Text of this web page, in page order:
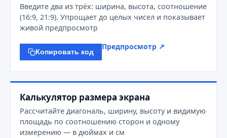
Введите два из трёх: ширина, высота, соотношение
(16:9, 21:9). Упрощает до целых чисел и показывает
живой предпросмотр
Копировать код
Предпросмотр ↗
Калькулятор размера экрана
Рассчитайте диагональ, ширину, высоту и видимую
площадь по соотношению сторон и одному
измерению — в дюймах и см